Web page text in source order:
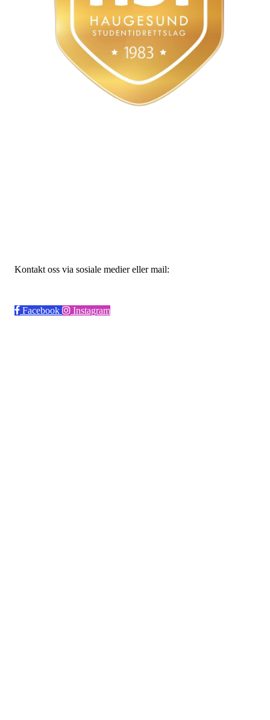
Kontakt oss via sosiale medier eller mail:
Facebook Instagram